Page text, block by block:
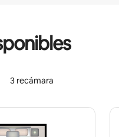
3 recámara